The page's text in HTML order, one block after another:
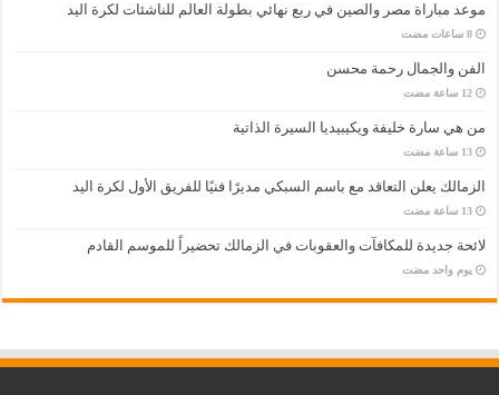
موعد مباراة مصر والصين في ربع نهائي بطولة العالم للناشئات لكرة اليد
‏8 ساعات مضت
الفن والجمال رحمة محسن
‏12 ساعة مضت
من هي سارة خليفة ويكيبيديا السيرة الذاتية
‏13 ساعة مضت
الزمالك يعلن التعاقد مع باسم السبكي مديرًا فنيًا للفريق الأول لكرة اليد
‏13 ساعة مضت
لائحة جديدة للمكافآت والعقوبات في الزمالك تحضيراً للموسم القادم
‏يوم واحد مضت